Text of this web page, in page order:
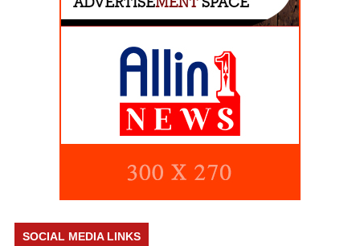
SOCIAL MEDIA LINKS